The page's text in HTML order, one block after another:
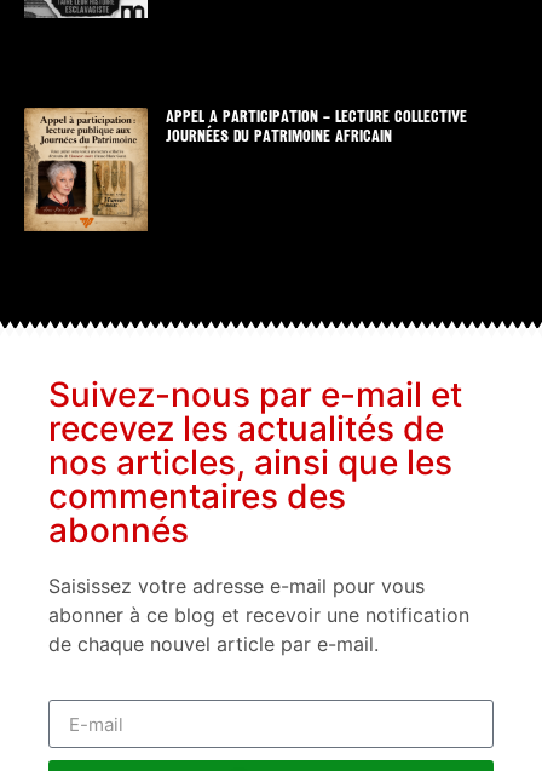
APPEL A PARTICIPATION – LECTURE COLLECTIVE
JOURNÉES DU PATRIMOINE AFRICAIN
Suivez-nous par e-mail et
recevez les actualités de
nos articles, ainsi que les
commentaires des
abonnés
Saisissez votre adresse e-mail pour vous
abonner à ce blog et recevoir une notification
de chaque nouvel article par e-mail.